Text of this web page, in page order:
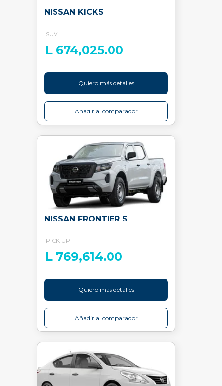
NISSAN KICKS
SUV
L 674,025.00
Quiero más detalles
Añadir al comparador
NISSAN FRONTIER S
PICK UP
L 769,614.00
Quiero más detalles
Añadir al comparador